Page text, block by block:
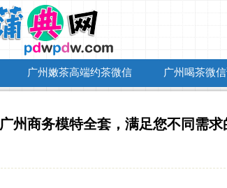
广州嫩茶高端约茶微信 广州喝茶微
广州商务模特全套，满足您不同需